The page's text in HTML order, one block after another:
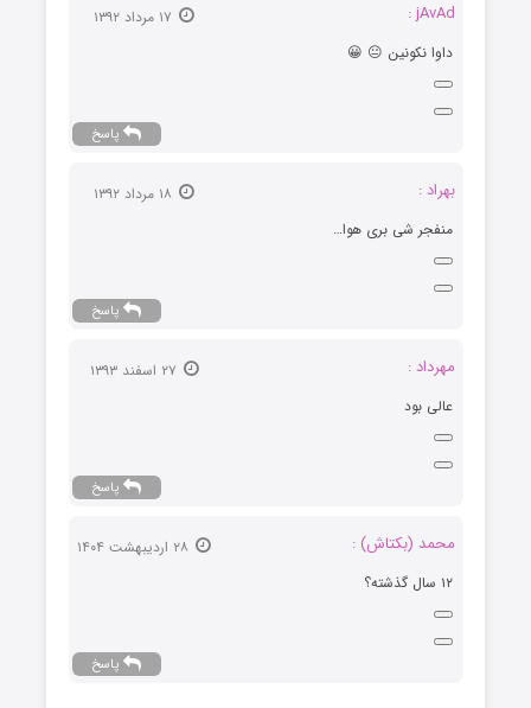
jAvAd :
داوا نکونین 😐 😀
پاسخ
بهراد :
منفجر شی بری هوا…
پاسخ
مهرداد :
عالی بود
پاسخ
محمد (بکتاش) :
۱۲ سال گذشته؟
پاسخ